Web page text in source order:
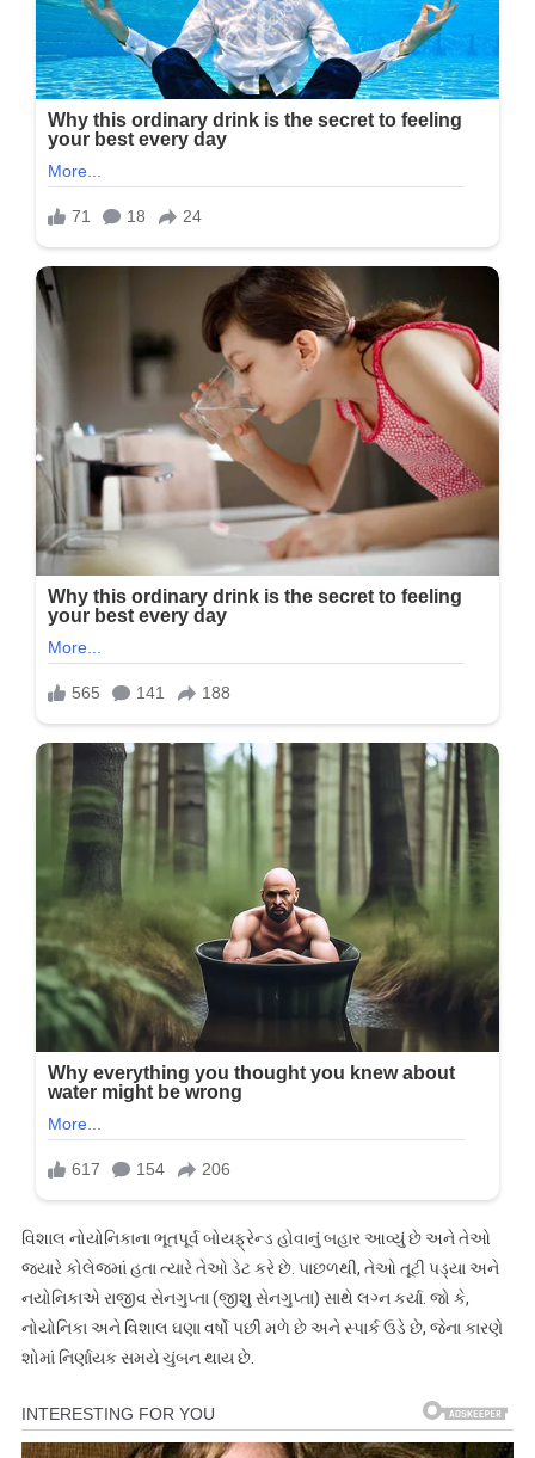
વિશાલ નોયોનિકાના ભૂતપૂર્વ બોયફ્રેન્ડ હોવાનું બહાર આવ્યું છે અને તેઓ
જ્યારે કોલેજમાં હતા ત્યારે તેઓ ડેટ કરે છે. પાછળથી, તેઓ તૂટી પડ્યા અને
નયોનિકાએ રાજીવ સેનગુપ્તા (જીશુ સેનગુપ્તા) સાથે લગ્ન કર્યા. જો કે,
નોયોનિકા અને વિશાલ ઘણા વર્ષો પછી મળે છે અને સ્પાર્ક ઉડે છે, જેના કારણે
શોમાં નિર્ણાયક સમયે ચુંબન થાય છે.